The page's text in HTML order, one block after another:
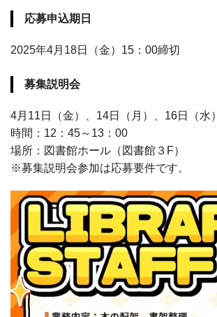
応募申込期日
2025年4月18日（金）15：00締切
募集説明会
4月11日（金）、14日（月）、16日（水）
時間：12：45～13：00
場所：図書館ホール（図書館３F）
※募集説明会参加は応募要件です。